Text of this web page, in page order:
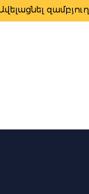
զամբյուղ